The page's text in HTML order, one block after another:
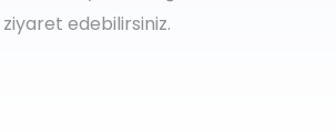
ziyaret edebilirsiniz.